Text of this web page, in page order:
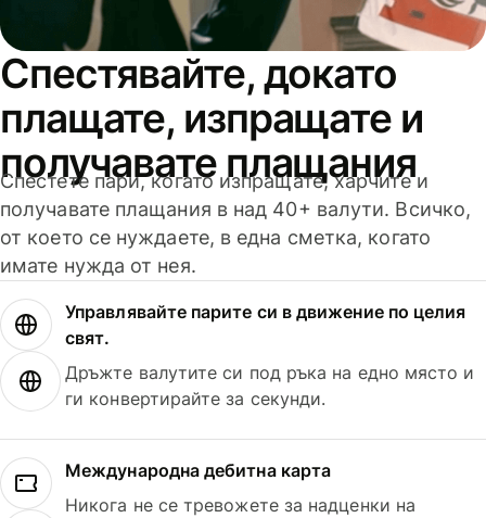
Спестявайте, докато
плащате, изпращате и
получавате плащания
Спестете пари, когато изпращате, харчите и
получавате плащания в над 40+ валути. Всичко,
от което се нуждаете, в една сметка, когато
имате нужда от нея.
Управлявайте парите си в движение по целия
свят.
Дръжте валутите си под ръка на едно място и
ги конвертирайте за секунди.
Международна дебитна карта
Никога не се тревожете за надценки на